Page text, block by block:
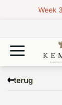
Week
terug